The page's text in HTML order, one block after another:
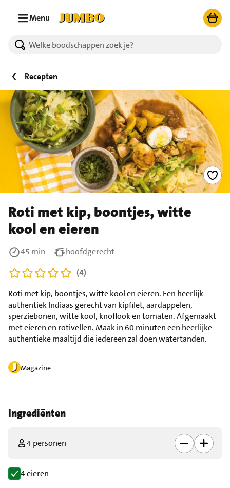
Menu
Recepten
Roti met kip, boontjes, witte
kool en eieren
Magazine
Roti met kip, boontjes, witte kool en eieren. Een heerlijk
authentiek Indiaas gerecht van kipfilet, aardappelen,
sperziebonen, witte kool, knoflook en tomaten. Afgemaakt
met eieren en rotivellen. Maak in 60 minuten een heerlijke
authentieke maaltijd die iedereen zal doen watertanden.
45 min
hoofdgerecht
(4)
Ingrediënten
4 personen
4 eieren